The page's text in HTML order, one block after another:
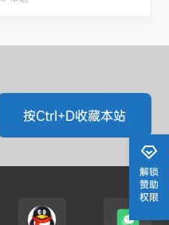
解锁
赞助
权限
按Ctrl+D收藏本站